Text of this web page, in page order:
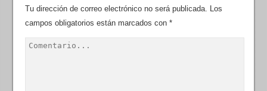
Tu dirección de correo electrónico no será publicada. Los
campos obligatorios están marcados con*